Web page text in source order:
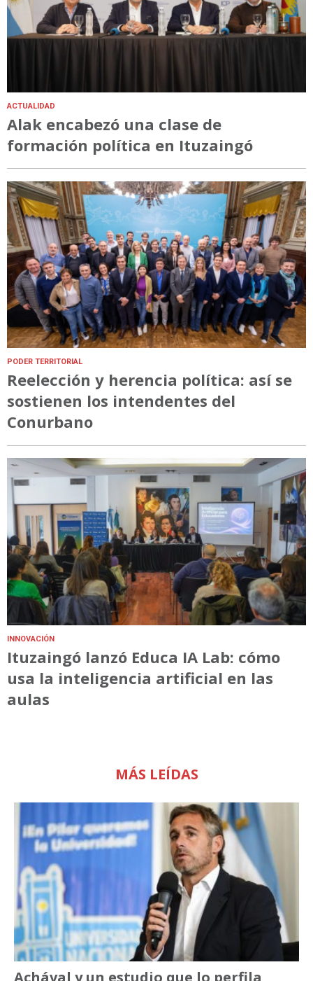
ACTUALIDAD
Alak encabezó una clase de
formación política en Ituzaingó
PODER TERRITORIAL
Reelección y herencia política: así se
sostienen los intendentes del
Conurbano
INNOVACIÓN
Ituzaingó lanzó Educa IA Lab: cómo
usa la inteligencia artificial en las
aulas
MÁS LEÍDAS